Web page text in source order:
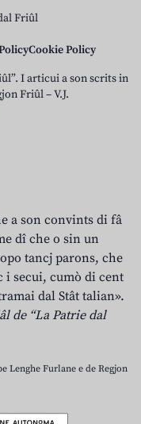
Friûl
Cookie Policy
I articui a son scrits in
Friûl – V.J.
a son convints di fâ
dî che o sin un
tancj parons, che
i secui, cumò di cent
dal Stât talian».
de “La Patrie dal
Lenghe Furlane e de Regjon